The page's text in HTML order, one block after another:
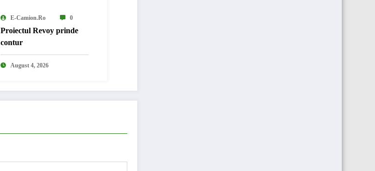
E-Camion.ro 0
Proiectul Revoy prinde
contur
August 4, 2026